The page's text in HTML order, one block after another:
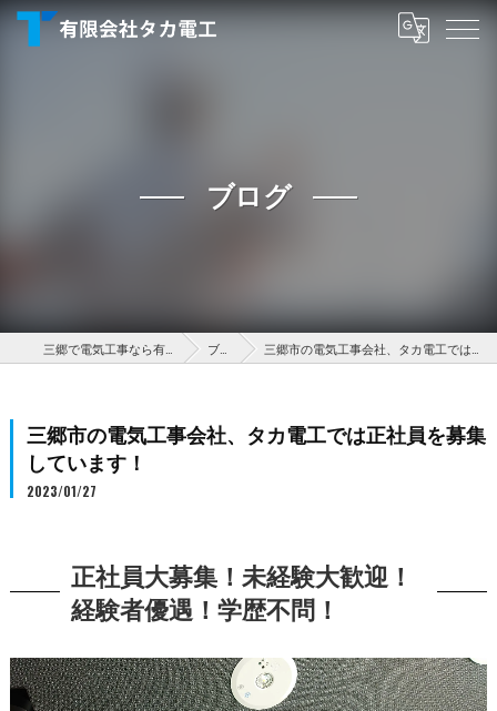
ブログ
三郷で電気工事なら有限会社タカ電工 ブログ 三郷市の電気工事会社、タカ電工では正社員を募集しています！
三郷市の電気工事会社、タカ電工では正社員を募集
しています！
2023/01/27
正社員大募集！未経験大歓迎！
経験者優遇！学歴不問！